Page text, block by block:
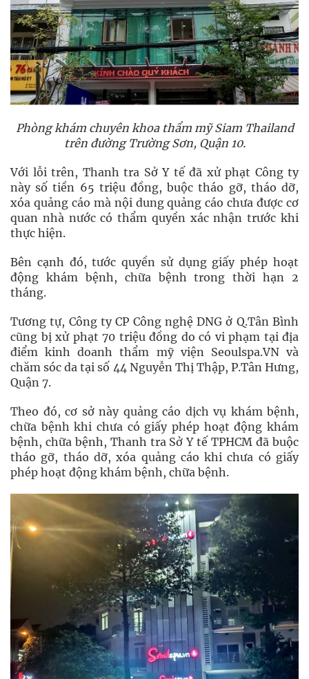
Phòng khám chuyên khoa thẩm mỹ Siam Thailand
trên đường Trường Sơn, Quận 10.
Với lỗi trên, Thanh tra Sở Y tế đã xử phạt Công ty
này số tiền 65 triệu đồng, buộc tháo gỡ, tháo dỡ,
xóa quảng cáo mà nội dung quảng cáo chưa được cơ
quan nhà nước có thẩm quyền xác nhận trước khi
thực hiện.
Bên cạnh đó, tước quyền sử dụng giấy phép hoạt
động khám bệnh, chữa bệnh trong thời hạn 2
tháng.
Tương tự, Công ty CP Công nghệ DNG ở Q.Tân Bình
cũng bị xử phạt 70 triệu đồng do có vi phạm tại địa
điểm kinh doanh thẩm mỹ viện Seoulspa.VN và
chăm sóc da tại số 44 Nguyễn Thị Thập, P.Tân Hưng,
Quận 7.
Theo đó, cơ sở này quảng cáo dịch vụ khám bệnh,
chữa bệnh khi chưa có giấy phép hoạt động khám
bệnh, chữa bệnh, Thanh tra Sở Y tế TPHCM đã buộc
tháo gỡ, tháo dỡ, xóa quảng cáo khi chưa có giấy
phép hoạt động khám bệnh, chữa bệnh.